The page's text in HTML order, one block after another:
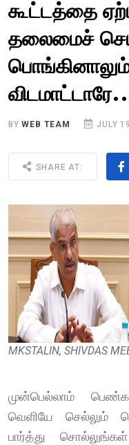
கூட்டத்தை
தலைமைச்
BYWEB TEAM JULY
SHARE AT:
MKSTALIN, SHIVDAS
முன்பெல்லாம்
வெளியே செல்லும்
பார்த்து